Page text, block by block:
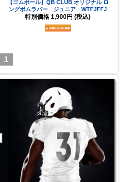
【ゴムボール】QB CLUB オリジナル ロ
ングボムラバー ジュニア WTFJFFJ
特別価格 1,900円 (税込)
1